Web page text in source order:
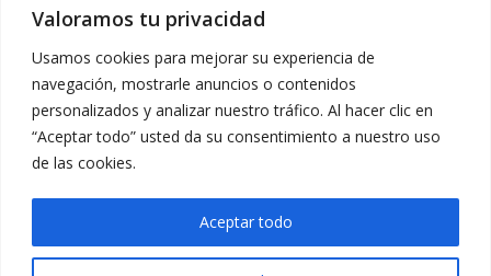
Valoramos tu privacidad
Usamos cookies para mejorar su experiencia de
navegación, mostrarle anuncios o contenidos
personalizados y analizar nuestro tráfico. Al hacer clic en
“Aceptar todo” usted da su consentimiento a nuestro uso
de las cookies.
Aceptar todo
CONTACTO:
administracion@usomurcia.org
968 25 01 20
C/ Huerto de las bombas nº6. 30009 Murcia